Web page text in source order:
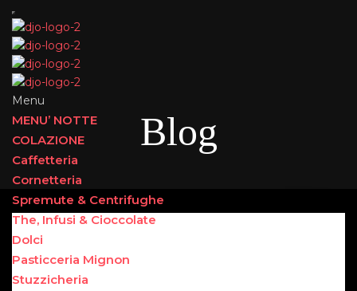
Menu
MENU’ NOTTE
COLAZIONE
Caffetteria
Cornetteria
Spremute & Centrifughe
The, Infusi & Cioccolate
Dolci
Pasticceria Mignon
Stuzzicheria
Blog